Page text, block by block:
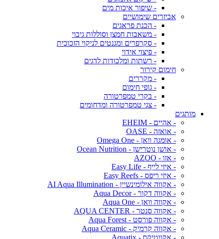
- שיפור איכות מים
אביזרים שימושיים
- הכנת פראגים
- משאבות חמצן וסוללות גיבוי
- סקרפרים ומגנטים לניקוי הזכוכית
- פיצוי אידוי
- רשתות ומלכודות לדגים
חימום קירור
- מקררים
- גופי חימום
- בקרי טמפרטורה
- צגי טמפרטורה ומדחומים
מותגים
- אהיים - EHEIM
- אואזה - OASE
- אומגה וואן - Omega One
- אושן נוטרישן - Ocean Nutrition
- אזו - AZOO
- איזי לייף - Easy Life
- איזי ריפס - Easy Reefs
- אקווה אילומינשיין - AI Aqua Illumination
- אקווה דקור - Aqua Decor
- אקווה וואן - Aqua One
- אקווה סנטר - AQUA CENTER
- אקווה פורסט - Aqua Forest
- אקווה קרמיק - Aqua Ceramic
- אקווטיקס - Aquatix